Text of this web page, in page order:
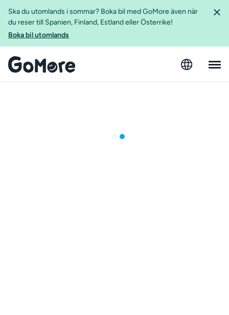
Ska du utomlands i sommar? Boka bil med GoMore även när
du reser till Spanien, Finland, Estland eller Österrike!
Boka bil utomlands